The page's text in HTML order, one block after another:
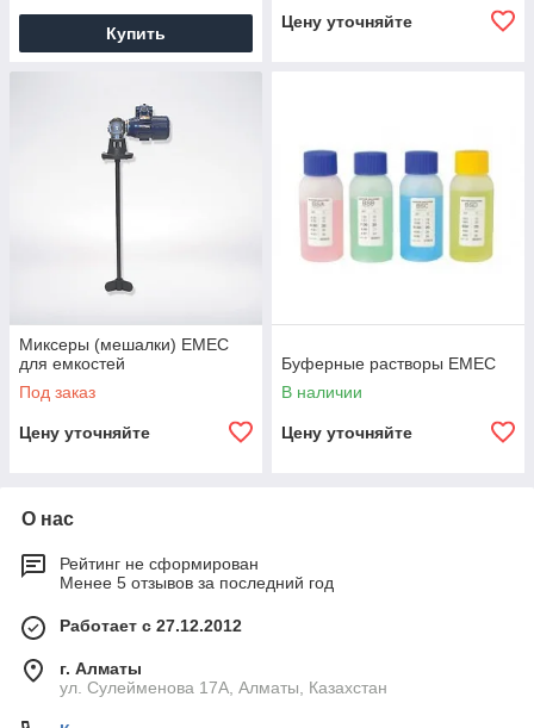
Купить
Цену уточняйте
Миксеры (мешалки) EMEC
для емкостей
Под заказ
Цену уточняйте
Буферные растворы EMEC
В наличии
Цену уточняйте
О нас
Рейтинг не сформирован
Менее 5 отзывов за последний год
Работает с 27.12.2012
г. Алматы
ул. Сулейменова 17А, Алматы, Казахстан